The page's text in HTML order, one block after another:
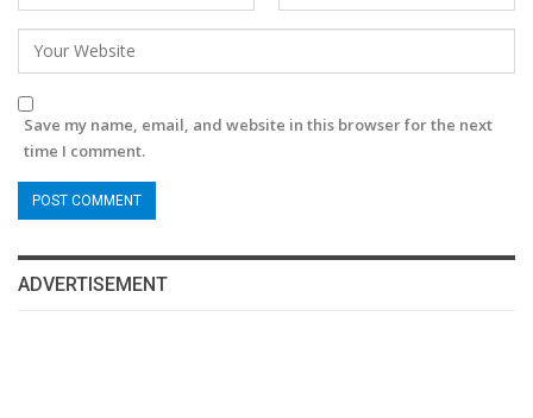
Save my name, email, and website in this browser for the next
time I comment.
ADVERTISEMENT